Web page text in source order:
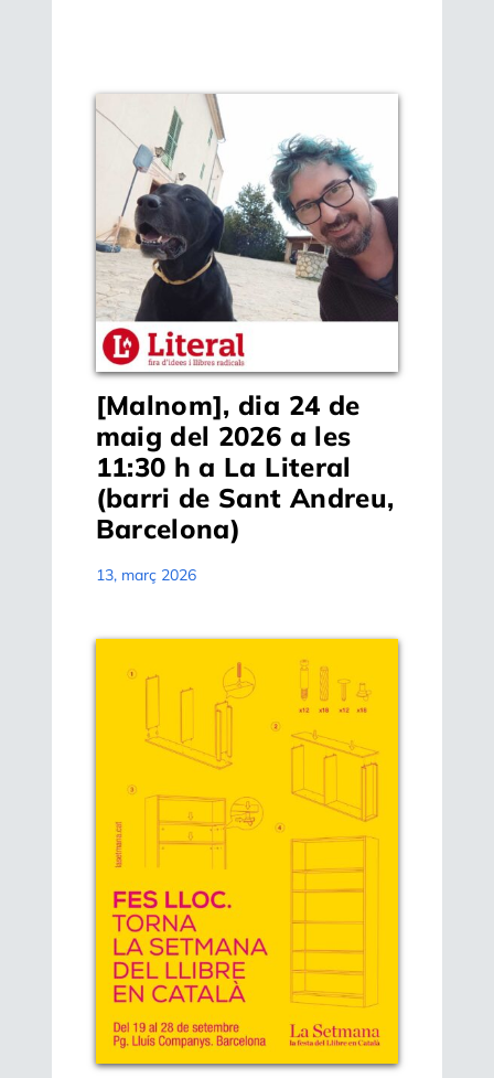
[Malnom], dia 24 de
maig del 2026 a les
11:30 h a La Literal
(barri de Sant Andreu,
Barcelona)
13, març 2026